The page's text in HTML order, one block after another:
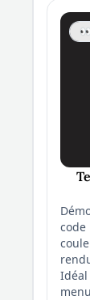
👀
code
Idéal
menu